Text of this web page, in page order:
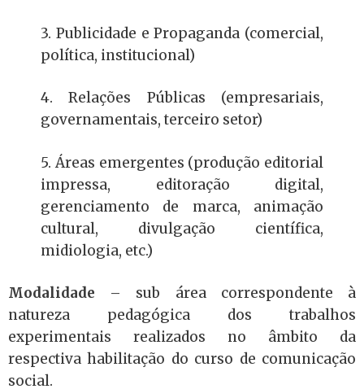
3. Publicidade e Propaganda (comercial,
política, institucional)
4. Relações Públicas (empresariais,
governamentais, terceiro setor)
5. Áreas emergentes (produção editorial
impressa, editoração digital,
gerenciamento de marca, animação
cultural, divulgação científica,
midiologia, etc.)
Modalidade – sub área correspondente à
natureza pedagógica dos trabalhos
experimentais realizados no âmbito da
respectiva habilitação do curso de comunicação
social.